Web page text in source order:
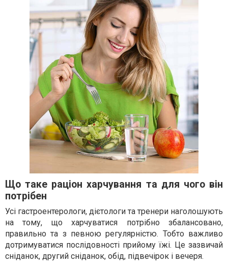
Що таке раціон харчування та для чого він
потрібен
Усі гастроентерологи, дієтологи та тренери наголошують
на тому, що харчуватися потрібно збалансовано,
правильно та з певною регулярністю. Тобто важливо
дотримуватися послідовності прийому їжі. Це зазвичай
сніданок, другий сніданок, обід, підвечірок і вечеря.